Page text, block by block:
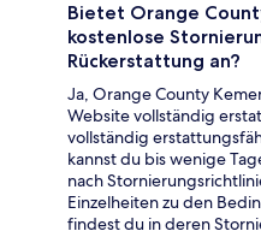
Bietet Orange
kostenlose
Rückerstattung an?
Ja, Orange County
Website vollständig
vollständig
kannst du bis wenige
nach
Einzelheiten zu den
findest du in deren